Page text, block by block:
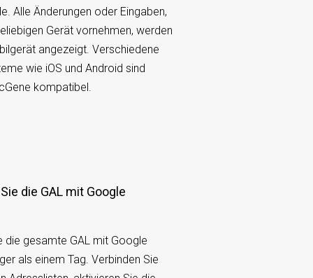
Alle Änderungen oder Eingaben,
Gerät vornehmen, werden
angezeigt. Verschiedene
wie iOS und Android sind
kompatibel.
die gesamte GAL mit Google
als einem Tag. Verbinden Sie